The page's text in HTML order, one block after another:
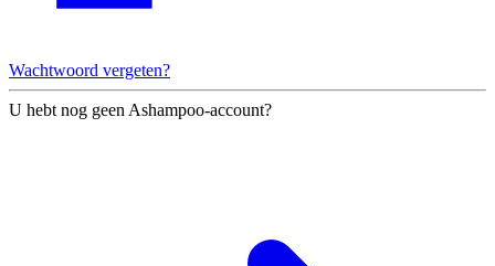
Wachtwoord vergeten?
U hebt nog geen Ashampoo-account?